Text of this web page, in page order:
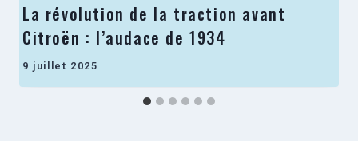
La révolution de la traction avant
Citroën : l’audace de 1934
9 juillet 2025